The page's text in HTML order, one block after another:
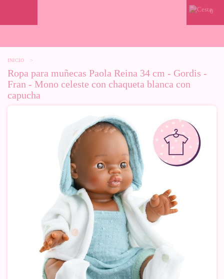
0
INICIO >
Ropa para muñecas Paola Reina 34 cm - Gordis -
Fran - Mono celeste con chaqueta blanca con
capucha